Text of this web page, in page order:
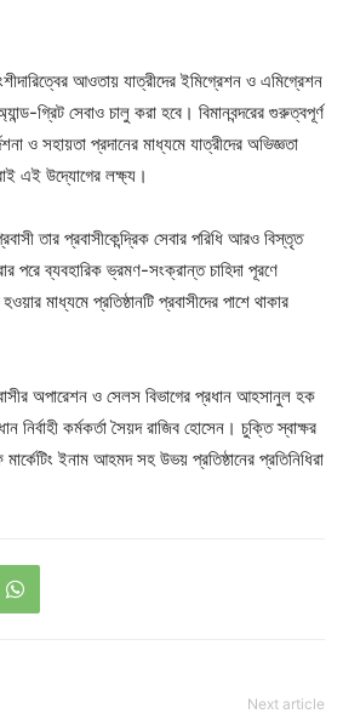
আওতায় যাত্রীদের ইমিগ্রেশন ও এমিগ্রেশন
গ্রিট সেবাও চালু করা হবে। বিমানবন্দরের গুরুত্বপূর্ণ
ও সহায়তা প্রদানের মাধ্যমে যাত্রীদের অভিজ্ঞতা
এই উদ্যোগের লক্ষ্য।
তার প্রবাসীকেন্দ্রিক সেবার পরিধি আরও বিস্তৃত
পরে ব্যবহারিক ভ্রমণ-সংক্রান্ত চাহিদা পূরণে
মাধ্যমে প্রতিষ্ঠানটি প্রবাসীদের পাশে থাকার
অপারেশন ও সেলস বিভাগের প্রধান আহসানুল হক
নির্বাহী কর্মকর্তা সৈয়দ রাজিব হোসেন। চুক্তি স্বাক্ষর
ইনাম আহমদ সহ উভয় প্রতিষ্ঠানের প্রতিনিধিরা
Next article